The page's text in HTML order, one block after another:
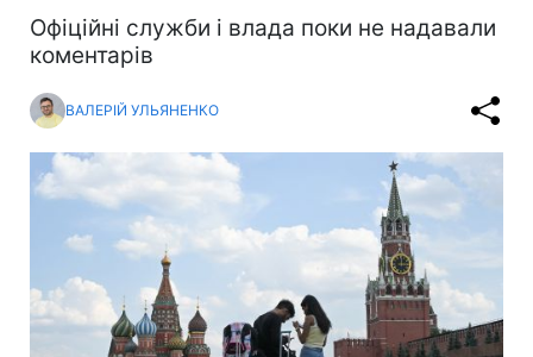
Офіційні служби і влада поки не надавали
коментарів
ВАЛЕРІЙ УЛЬЯНЕНКО